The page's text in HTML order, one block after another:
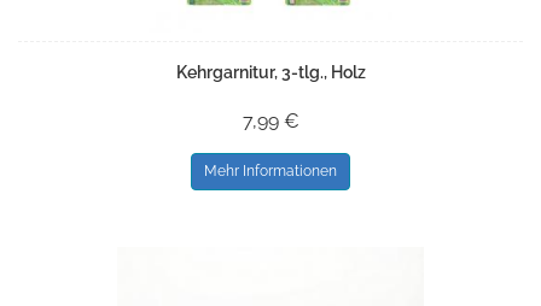
Kehrgarnitur, 3-tlg., Holz
7,99 €
Mehr Informationen